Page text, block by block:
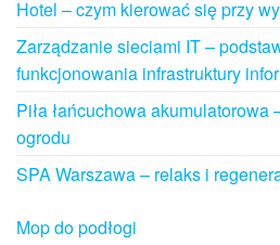
Hotel – czym kierować się przy
Zarządzanie sieciami IT –
funkcjonowania infrastruktury
Piła łańcuchowa
ogrodu
SPA Warszawa – relaks i
Mop do podłogi